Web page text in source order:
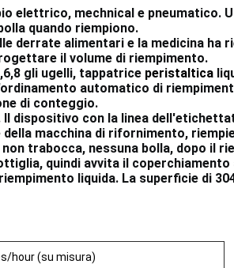
elettrico, mechnical e
quando riempiono.
derrate alimentari e la medicina ha
il volume di riempimento.
gli ugelli, tappatrice peristaltica
automatico di
di conteggio.
dispositivo con la linea
macchina di rifornimento,
trabocca, nessuna bolla, dopo
quindi avvita il
liquida. La superficie di
hour (su misura)